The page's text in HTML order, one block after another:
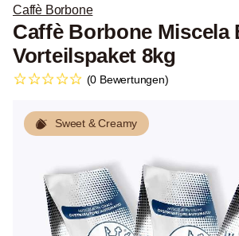
Caffè Borbone
Caffè Borbone Miscela
Vorteilspaket 8kg
(0 Bewertungen)
Sweet & Creamy